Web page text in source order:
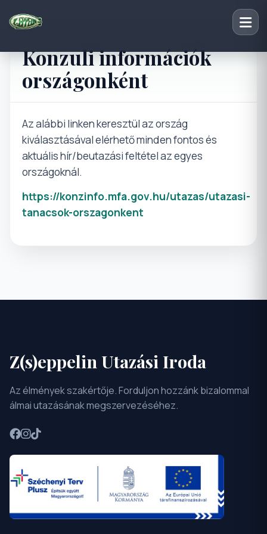
Konzuli információk
országonként
Az alábbi linken keresztül az ország
kiválasztásával elérhető minden fontos és
aktuális hír/beutazási feltétel az egyes
országoknál.
https://konzinfo.mfa.gov.hu/utazas/utazasi-
tanacsok-orszagonkent
Z(s)eppelin Utazási Iroda
Az élmények szakértője. Forduljon hozzánk bizalommal
álmai utazásának megszervezéséhez.